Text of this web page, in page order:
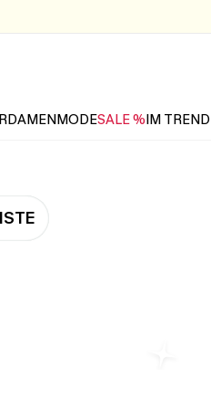
DAMENMODESALE %IM TREND